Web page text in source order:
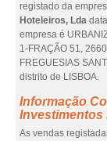
registado da
Hoteleiros, Lda
empresa é
1-FRAÇÃO 51,
FREGUESIAS
distrito de LISBOA.
Informação
Investimentos
As vendas